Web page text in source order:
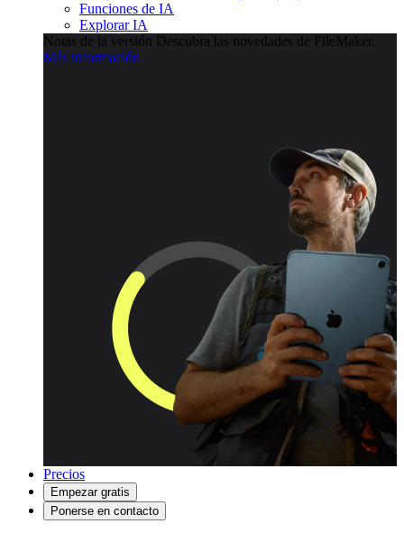
Funciones de IA
Explorar IA
Notas de la versión Descubra las novedades de FileMaker.
Más información
Precios
Empezar gratis
Ponerse en contacto